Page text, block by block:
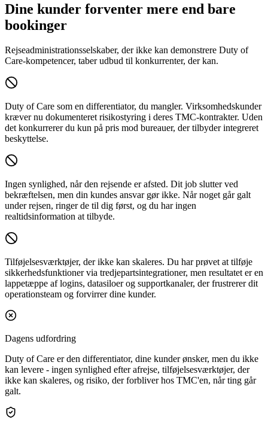
Dine kunder forventer mere end bare
bookinger
Rejseadministrationsselskaber, der ikke kan demonstrere Duty of
Care-kompetencer, taber udbud til konkurrenter, der kan.
Duty of Care som en differentiator, du mangler. Virksomhedskunder
kræver nu dokumenteret risikostyring i deres TMC-kontrakter. Uden
det konkurrerer du kun på pris mod bureauer, der tilbyder integreret
beskyttelse.
Ingen synlighed, når den rejsende er afsted. Dit job slutter ved
bekræftelsen, men din kundes ansvar gør ikke. Når noget går galt
under rejsen, ringer de til dig først, og du har ingen
realtidsinformation at tilbyde.
Tilføjelsesværktøjer, der ikke kan skaleres. Du har prøvet at tilføje
sikkerhedsfunktioner via tredjepartsintegrationer, men resultatet er en
lappetæppe af logins, datasiloer og supportkanaler, der frustrerer dit
operationsteam og forvirrer dine kunder.
Dagens udfordring
Duty of Care er den differentiator, dine kunder ønsker, men du ikke
kan levere - ingen synlighed efter afrejse, tilføjelsesværktøjer, der
ikke kan skaleres, og risiko, der forbliver hos TMC'en, når ting går
galt.